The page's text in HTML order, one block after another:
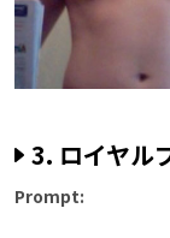
3. ロイヤル
Prompt: